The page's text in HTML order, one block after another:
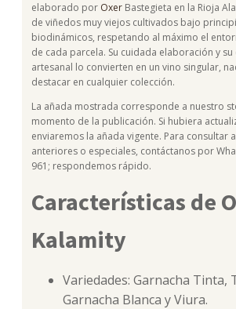
elaborado por Oxer Bastegieta en la Rioja
de viñedos muy viejos cultivados bajo
biodinámicos, respetando al máximo el
de cada parcela. Su cuidada elaboración y
artesanal lo convierten en un vino singular,
destacar en cualquier colección.
La añada mostrada corresponde a nuestro
momento de la publicación. Si hubiera
enviaremos la añada vigente. Para consultar
anteriores o especiales, contáctanos por
961; respondemos rápido.
Características de
Kalamity
Variedades: Garnacha Tinta,
Garnacha Blanca y Viura.